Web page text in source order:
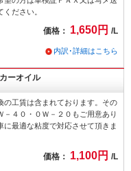
ください。
価格： 1,650円 /L
内訳･詳細はこちら
ーオイル
の工賃は含まれております。その
－４０・０Ｗ－２０もご用意あり
に最適な粘度で対応させて頂きま
価格： 1,100円 /L